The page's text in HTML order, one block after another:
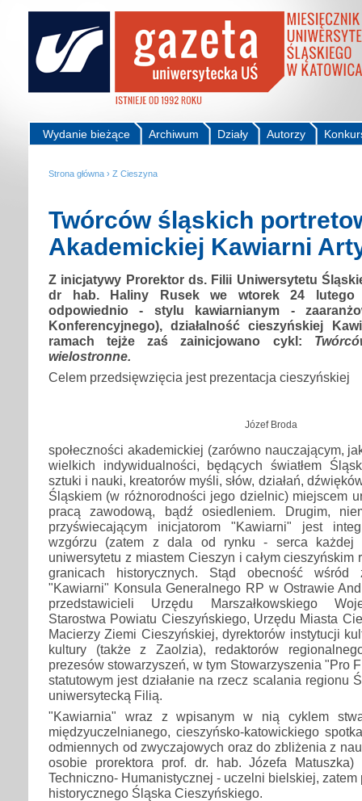
Autorzy
Działy
Archiwum
Wydanie bieżące
Strona główna › Z Cieszyna
Twórców śląskich
Akademickiej Kawiarni
Z inicjatywy Prorektor ds. Filii Uniwersytetu
dr hab. Haliny Rusek we wtorek 24 lutego
odpowiednio - stylu kawiarnianym -
Konferencyjnego), działalność cieszyńskiej
ramach tejże zaś zainicjowano cykl:
wielostronne.
Celem przedsięwzięcia jest prezentacja cieszyńskiej
Józef Broda
społeczności akademickiej (zarówno nauczającym,
wielkich indywidualności, będących światłem
sztuki i nauki, kreatorów myśli, słów, działań,
Śląskiem (w różnorodności jego dzielnic) miejscem
pracą zawodową, bądź osiedleniem. Drugim,
przyświecającym inicjatorom "Kawiarni" jest
wzgórzu (zatem z dala od rynku - serca każdej
uniwersytetu z miastem Cieszyn i całym cieszyńskim
granicach historycznych. Stąd obecność wśród
"Kawiarni" Konsula Generalnego RP w Ostrawie
przedstawicieli Urzędu Marszałkowskiego
Starostwa Powiatu Cieszyńskiego, Urzędu Miasta
Macierzy Ziemi Cieszyńskiej, dyrektorów instytucji
kultury (także z Zaolzia), redaktorów
prezesów stowarzyszeń, w tym Stowarzyszenia "Pro
statutowym jest działanie na rzecz scalania regionu
uniwersytecką Filią.
"Kawiarnia" wraz z wpisanym w nią cyklem
międzyuczelnianego, cieszyńsko-katowickiego
odmiennych od zwyczajowych oraz do zbliżenia z
osobie prorektora prof. dr. hab. Józefa
Techniczno- Humanistycznej - uczelni bielskiej,
historycznego Śląska Cieszyńskiego.